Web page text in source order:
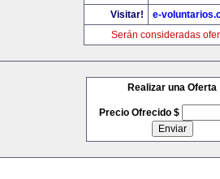
Visitar!
e-
Serán consideradas
Realizar una Oferta
Precio Ofrecido $